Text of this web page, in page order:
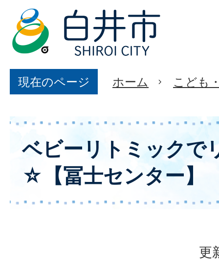
現在のページ ホーム こども
ベビーリトミックで
☆【冨士センター】
更